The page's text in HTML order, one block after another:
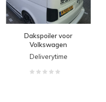
Dakspoiler voor
Volkswagen
Transporter T5 & T5.1
Deliverytime